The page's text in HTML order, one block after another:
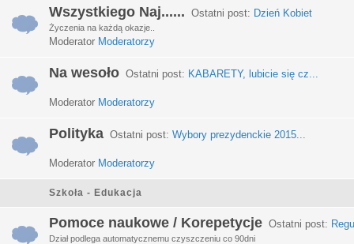
Wszystkiego Naj...... Ostatni post: Dzień Kobiet
Życzenia na każdą okazje..
Moderator Moderatorzy
Na wesoło Ostatni post: KABARETY, lubicie się cz...
Moderator Moderatorzy
Polityka Ostatni post: Wybory prezydenckie 2015...
Moderator Moderatorzy
Szkoła - Edukacja
Pomoce naukowe / Korepetycje Ostatni post:
Dział podlega automatycznemu czyszczeniu co 90dni